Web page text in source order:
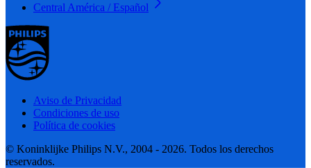
Central América / Español
Aviso de Privacidad
Condiciones de uso
Política de cookies
© Koninklijke Philips N.V., 2004 - 2026. Todos los derechos
reservados.